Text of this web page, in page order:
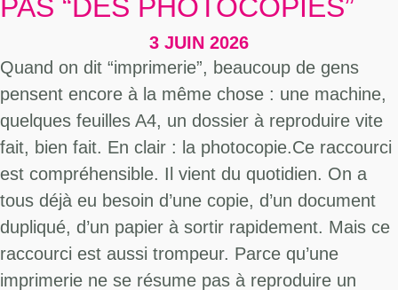
PAS “DES PHOTOCOPIES”
3 JUIN 2026
Quand on dit “imprimerie”, beaucoup de gens
pensent encore à la même chose : une machine,
quelques feuilles A4, un dossier à reproduire vite
fait, bien fait. En clair : la photocopie.Ce raccourci
est compréhensible. Il vient du quotidien. On a
tous déjà eu besoin d’une copie, d’un document
dupliqué, d’un papier à sortir rapidement. Mais ce
raccourci est aussi trompeur. Parce qu’une
imprimerie ne se résume pas à reproduire un